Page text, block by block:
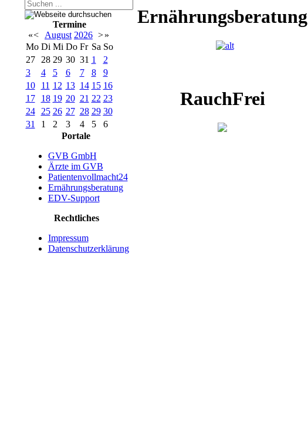
Termine
«< August 2026 >»
Mo Di Mi Do Fr Sa So
27
28 29 30 31 1
2
3
4 5 6 7 8
9
10
11 12 13 14 15 16
17
18 19 20 21 22 23
24
25 26 27 28 29 30
31
1 2 3 4 5
6
Portale
GVB GmbH
Ärzte im GVB
Patientenvollmacht24
Ernährungsberatung
EDV-Support
Rechtliches
Impressum
Datenschutzerklärung
Ernährungsberatung
RauchFrei